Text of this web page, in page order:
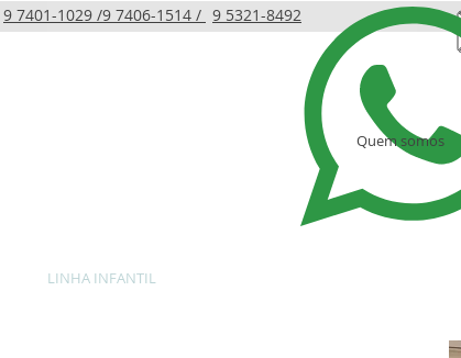
9 7401-1029 / 9 5321-8492
9 7406-1514 /
Quem somos
LINHA INFANTIL